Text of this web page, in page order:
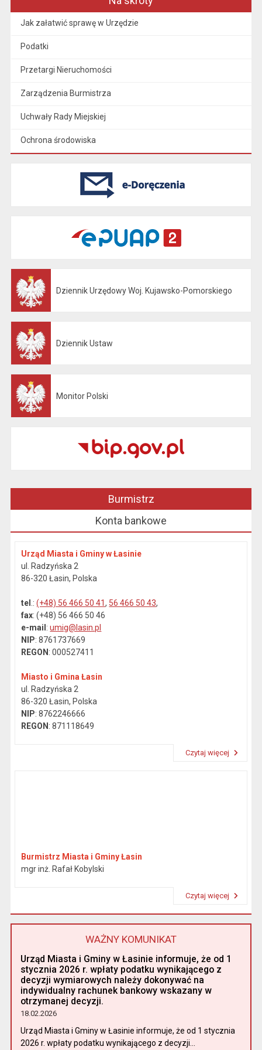
Jak załatwić sprawę w Urzędzie
Podatki
Przetargi Nieruchomości
Zarządzenia Burmistrza
Uchwały Rady Miejskiej
Ochrona środowiska
Dziennik Urzędowy Woj. Kujawsko-Pomorskiego
Dziennik Ustaw
Monitor Polski
Burmistrz
Konta bankowe
Urząd Miasta i Gminy w Łasinie
ul. Radzyńska 2
86-320 Łasin, Polska
tel .:(+48) 56 466 50 41, 56 466 50 43,
fax: (+48) 56 466 50 46
e-mail :umig@lasin.pl
NIP: 8761737669
REGON : 000527411
Miasto i Gmina Łasin
ul. Radzyńska 2
86-320 Łasin, Polska
NIP: 8762246666
REGON : 871118649
Czytaj więcej
Burmistrz Miasta i Gminy Łasin
mgr inż. Rafał Kobylski
Czytaj więcej
WAŻNY KOMUNIKAT
Urząd Miasta i Gminy w Łasinie informuje, że od 1
stycznia 2026 r. wpłaty podatku wynikającego z
decyzji wymiarowych należy dokonywać na
indywidualny rachunek bankowy wskazany w
otrzymanej decyzji.
18.02.2026
Urząd Miasta i Gminy w Łasinie informuje, że od 1 stycznia
2026 r. wpłaty podatku wynikającego z decyzji...